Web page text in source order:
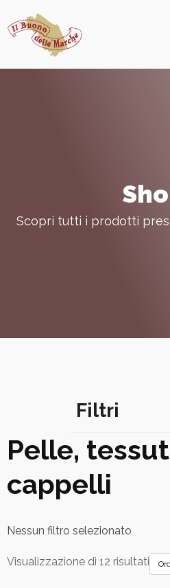
Scopri tutti i prodotti
Filtri
Categorie
Artigianato
Pelle,
cappelli
Nessun filtro selezionato
Visualizzazione di 12 risultati